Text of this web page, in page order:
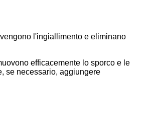
l'ingiallimento e eliminano
efficacemente lo sporco e le
se necessario, aggiungere